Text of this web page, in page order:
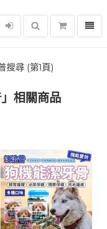
選單
搜尋 (第1頁)
相關商品